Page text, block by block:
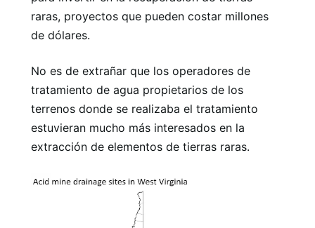
raras, proyectos que pueden costar millones
de dólares.
No es de extrañar que los operadores de
tratamiento de agua propietarios de los
terrenos donde se realizaba el tratamiento
estuvieran mucho más interesados ​​en la
extracción de elementos de tierras raras.